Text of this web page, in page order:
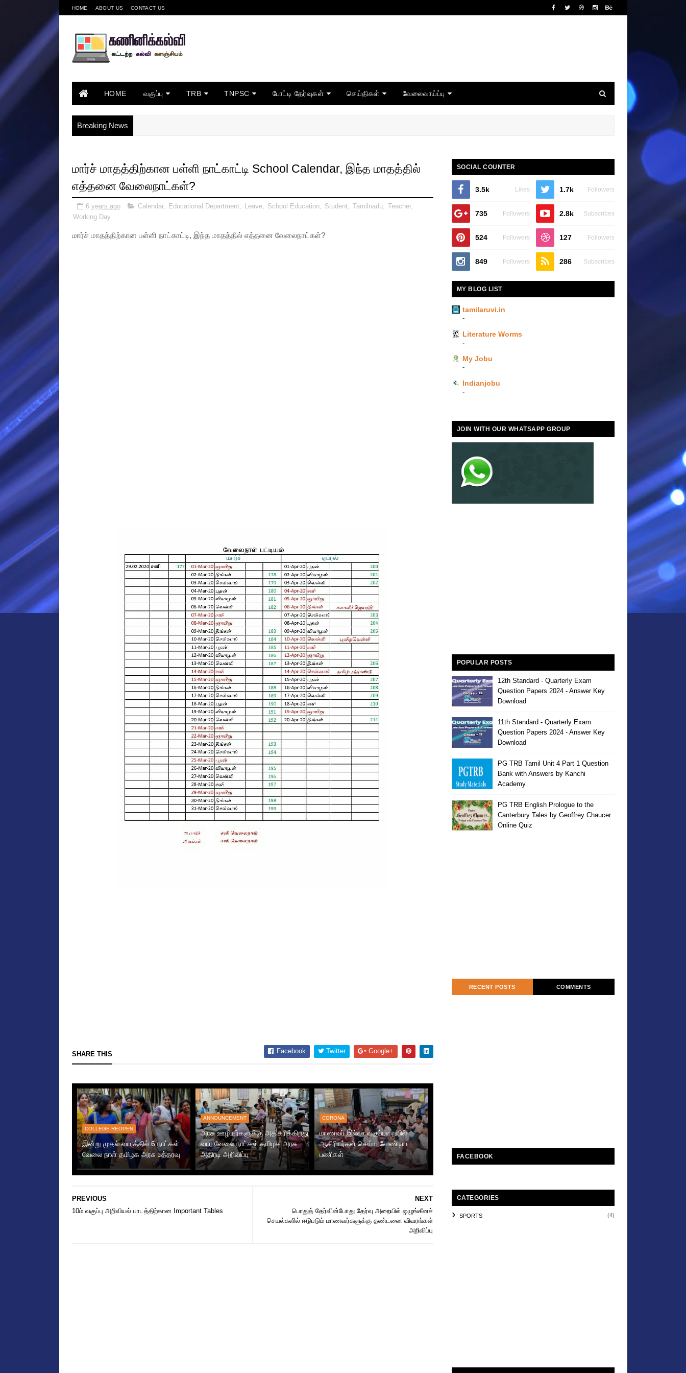
HOME ABOUT US CONTACT US
HOME வகுப்பு TRB TNPSC போட்டி தேர்வுகள் செய்திகள் வேலைவாய்ப்பு
Breaking News
மார்ச் மாதத்திற்கான பள்ளி நாட்காட்டி School Calendar, இந்த மாதத்தில்
எத்தனை வேலைநாட்கள்?
6 years ago Calendar, Educational Department, Leave, School Education, Student, Tamilnadu, Teacher,
Working Day
மார்ச் மாதத்திற்கான பள்ளி நாட்காட்டி, இந்த மாதத்தில் எத்தனை வேலைநாட்கள்?
SHARE THIS Facebook Twitter Google+
COLLEGE REOPEN
இன்று முதல் வாரத்தில் 6 நாட்கள்
வேலை நாள் தமிழக அரசு உத்தரவு
ANNOUNCEMENT
அரசு ஊழியர்களுக்கு அதிகரிக்கிறது
வார வேலை நாட்கள் தமிழக அரசு
அதிரடி அறிவிப்பு
CORONA
மாணவர் இல்லா வகுப்பறையில்
ஆசிரியர்கள் செய்ய வேண்டிய
பணிகள்
NEXT
பொதுத் தேர்வின்போது தேர்வு அறையில் ஒழுங்கீனச்
செயல்களில் ஈடுபடும் மாணவர்களுக்கு தண்டனை விவரங்கள்
அறிவிப்பு
PREVIOUS
10ம் வகுப்பு அறிவியல் பாடத்திற்கான Important Tables
SOCIAL COUNTER
3.5k Likes 1.7k Followers
735 Followers 2.8k Subscribes
524 Followers 127 Followers
849 Followers 286 Subscribes
MY BLOG LIST
tamilaruvi.in
-
Literature Worms
-
My Jobu
-
Indianjobu
-
JOIN WITH OUR WHATSAPP GROUP
POPULAR POSTS
12th Standard - Quarterly Exam
Question Papers 2024 - Answer Key
Download
11th Standard - Quarterly Exam
Question Papers 2024 - Answer Key
Download
PG TRB Tamil Unit 4 Part 1 Question
Bank with Answers by Kanchi
Academy
PG TRB English Prologue to the
Canterbury Tales by Geoffrey Chaucer
Online Quiz
RECENT POSTS COMMENTS
FACEBOOK
CATEGORIES
SPORTS (4)